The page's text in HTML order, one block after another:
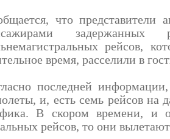
что представители
рейсов,
время, расселили в
последней
и, есть семь рейсов на
В скором времени, и
рейсов, то они